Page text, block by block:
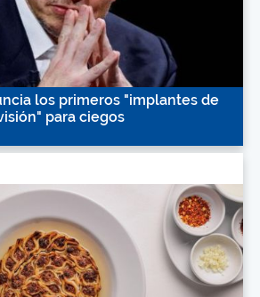
los primeros "implantes de
para ciegos